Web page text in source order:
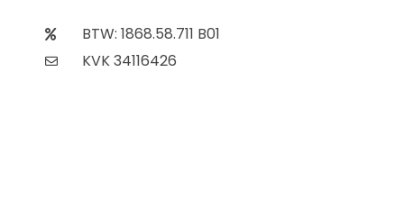
BTW: 1868.58.711 B01
KVK 34116426